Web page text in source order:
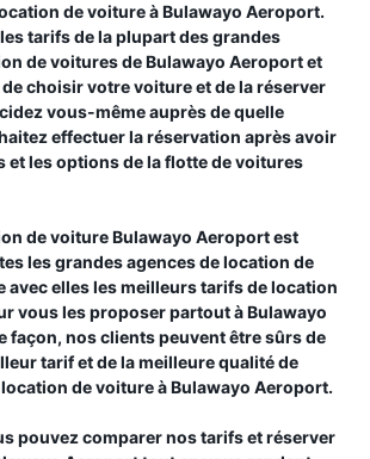
de voiture àBulawayo Aeroport.
tarifs de la plupart des grandes
de voitures deBulawayo Aeroportet
choisir votre voiture et de la réserver
vous-même auprès de quelle
effectuer la réservation après avoir
et les options de la flotte de voitures
de voitureBulawayo Aeroportest
les grandes agences de location de
avec elles les meilleurs tarifs de location
vous les proposer partout àBulawayo
façon, nos clients peuvent être sûrs de
tarif et de la meilleure qualité de
de voiture àBulawayo Aeroport.
pouvez comparer nos tarifs et réserver